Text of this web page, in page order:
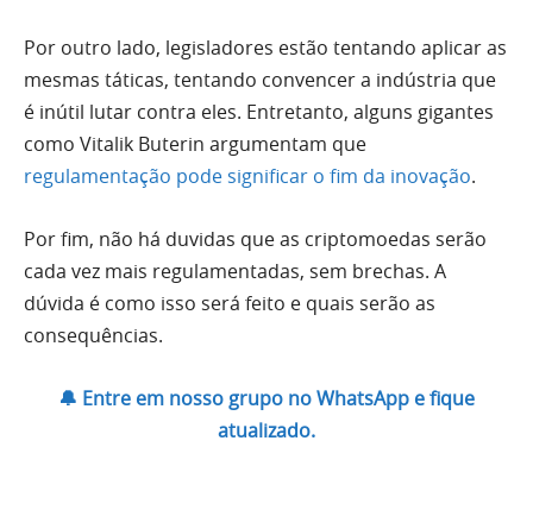
Por outro lado, legisladores estão tentando aplicar as
mesmas táticas, tentando convencer a indústria que
é inútil lutar contra eles. Entretanto, alguns gigantes
como Vitalik Buterin argumentam que
regulamentação pode significar o fim da inovação.
Por fim, não há duvidas que as criptomoedas serão
cada vez mais regulamentadas, sem brechas. A
dúvida é como isso será feito e quais serão as
consequências.
🔔 Entre em nosso grupo no WhatsApp e fique
atualizado.